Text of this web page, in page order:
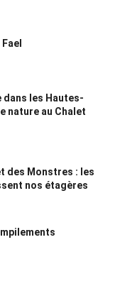
les Hautes-
nature au Chalet
des Monstres : les
nos étagères